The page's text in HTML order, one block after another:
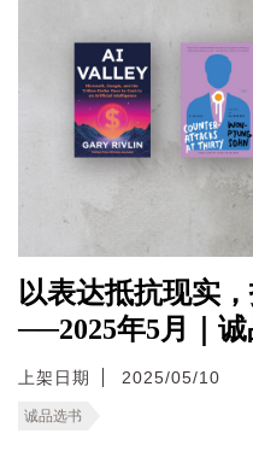
以表达抵抗现实
──2025年5月｜
上架日期 2025/05/10
诚品选书